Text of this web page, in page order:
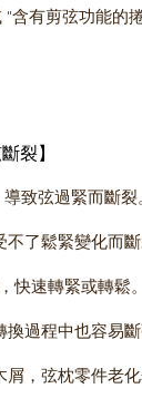
含有剪弦功能的
裂】
致弦過緊而斷裂
了鬆緊變化而斷
快速轉緊或轉鬆。
過程中也容易斷
，弦枕零件老化